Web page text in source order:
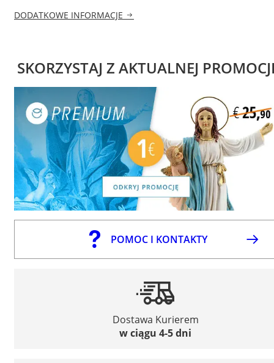
DODATKOWE INFORMACJE
SKORZYSTAJ Z AKTUALNEJ
POMOC I KONTAKTY
Dostawa Kurierem
w ciągu 4-5 dni